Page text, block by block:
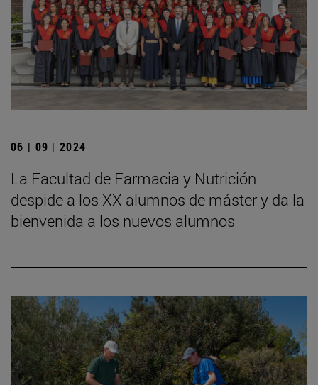
06 | 09 | 2024
La Facultad de Farmacia y Nutrición
despide a los XX alumnos de máster y da la
bienvenida a los nuevos alumnos